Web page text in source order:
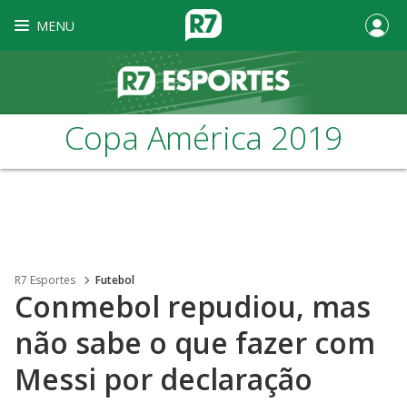
MENU
Copa América 2019
R7 Esportes Futebol
Conmebol repudiou, mas
não sabe o que fazer com
Messi por declaração